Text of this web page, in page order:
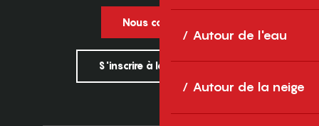
Autour de l'eau
Autour de la neige
Nous contacter
S'inscrire à la newsletter